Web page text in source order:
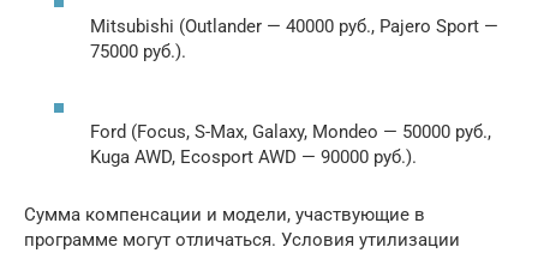
Mitsubishi (Outlander — 40000 руб., Pajero Sport —
75000 руб.).
Ford (Focus, S-Max, Galaxy, Mondeo — 50000 руб.,
Kuga AWD, Ecosport AWD — 90000 руб.).
Сумма компенсации и модели, участвующие в
программе могут отличаться. Условия утилизации